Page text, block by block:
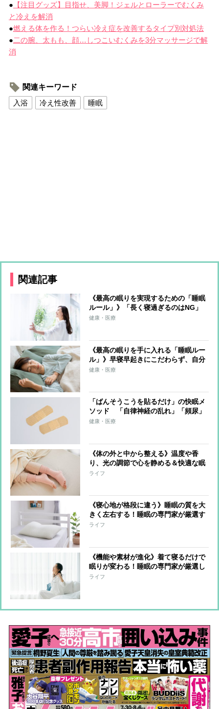
● 【注目グッズ】目指せ、美脚！ジェルとローラーでむくみ
と冷えを解消
●燃える体を作る！つらい冷え症を改善するタイプ別対処法
●二の腕、太もも、顔…しつこいむくみを3分マッサージで解
消
関連キーワード
入浴
冷え性改善 睡眠
関連記事
《最高の眠りを実現するための「睡眠
ルール」》「長く寝過ぎるのはNG」
「夕食は就寝の2〜3時間前」「入浴は
健康・医療
《最高の眠りを手に入れる「睡眠ルー
ル」》早寝早起きにこだわらず、自分
に合ったリズムを選ぶことが重要 最
健康・医療
「ばんそうこうを貼るだけ」の快眠メ
ソッド 「自律神経の乱れ」「頻尿」
「歯ぎしり」など症状別の貼り方も紹
健康・医療
《体の外と中から整える》温度や香
り、光の調節で心を静める＆快適な眠
りへ導く！睡眠の専門家が選んだ快眠
ライフ
《寝心地が格段に違う》睡眠の質を大
きく左右する！睡眠の専門家が厳選す
る「枕＆パッド」4選
ライフ
《機能や素材が進化》着て寝るだけで
眠りが変わる！睡眠の専門家が厳選し
たリカバリー系ウェア6選
ライフ